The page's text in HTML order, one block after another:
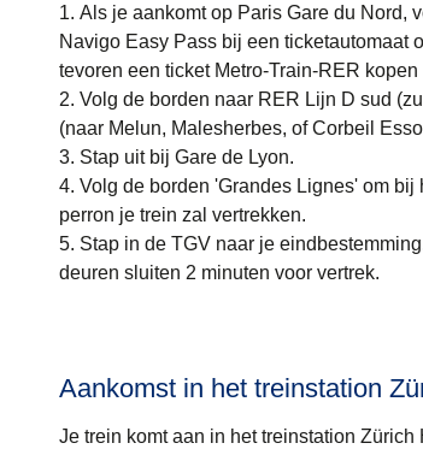
Als je aankomt op Paris Gare du Nord,
Navigo Easy Pass bij een ticketautomaat
tevoren een ticket Metro-Train-RER
Volg de borden naar RER Lijn D sud
(naar Melun, Malesherbes, of Corbeil
Stap uit bij Gare de Lyon.
Volg de borden 'Grandes Lignes' om
perron je trein zal vertrekken.
Stap in de TGV naar je
deuren sluiten 2 minuten voor vertrek.
Aankomst in het treinstation
Je trein komt aan in het treinstation